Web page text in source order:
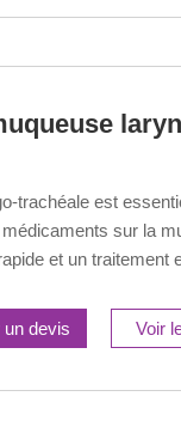
trachéale est
sur la
et un traitement
un devis
Voir